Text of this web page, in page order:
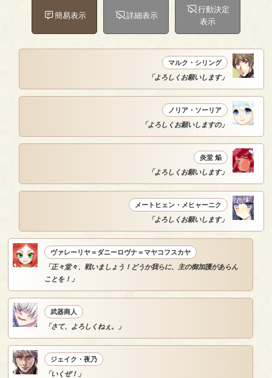
簡易表示 詳細表示
行動決定
表示
マルク・シリング
「よろしくお願いします」
ノリア・ソーリア
「よろしくお願いしますの」
炎堂 焔
「よろしくお願いします」
メートヒェン・メヒャーニク
「よろしくお願いします」
ヴァレーリヤ＝ダニーロヴナ＝マヤコフスカヤ
「正々堂々、戦いましょう！どうか我らに、主の御加護があらん
ことを！」
武器商人
「さて、よろしくねぇ。」
ジェイク・夜乃
「いくぜ！」